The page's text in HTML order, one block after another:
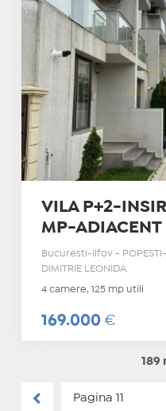
VILA P+2-
MP-ADIACENT
Bucuresti-Ilfov -
DIMITRIE LEONIDA
4 camere, 125 mp utili
169.000 €
189